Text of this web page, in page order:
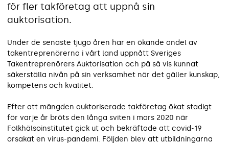
för fler takföretag att uppnå sin
auktorisation.
Under de senaste tjugo åren har en ökande andel av
takentreprenörerna i vårt land uppnått Sveriges
Takentreprenörers Auktorisation och på så vis kunnat
säkerställa nivån på sin verksamhet när det gäller kunskap,
kompetens och kvalitet.
Efter att mängden auktoriserade takföretag ökat stadigt
för varje år bröts den långa sviten i mars 2020 när
Folkhälsoinstitutet gick ut och bekräftade att covid-19
orsakat en virus-pandemi. Följden blev att utbildningarna